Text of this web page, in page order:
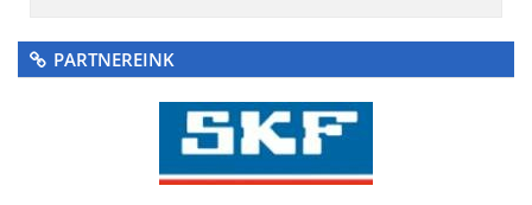
PARTNEREINK